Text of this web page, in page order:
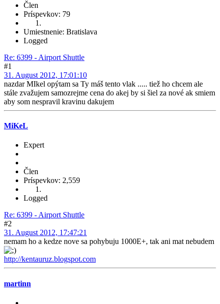
Člen
Príspevkov: 79
Umiestnenie: Bratislava
Logged
Re: 6399 - Airport Shuttle
#1
31. August 2012, 17:01:10
nazdar MIkel opýtam sa Ty máš tento vlak ..... tiež ho chcem ale
stále zvažujem samozrejme cena do akej by si šiel za nové ak smiem
aby som nespravil kravinu dakujem
MiKeL
Expert
Člen
Príspevkov: 2,559
Logged
Re: 6399 - Airport Shuttle
#2
31. August 2012, 17:47:21
nemam ho a kedze nove sa pohybuju 1000E+, tak ani mat nebudem
http://kentauruz.blogspot.com
martinn